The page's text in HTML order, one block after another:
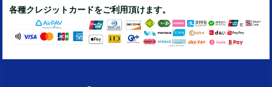
各種クレジットカードをご利用頂けます。